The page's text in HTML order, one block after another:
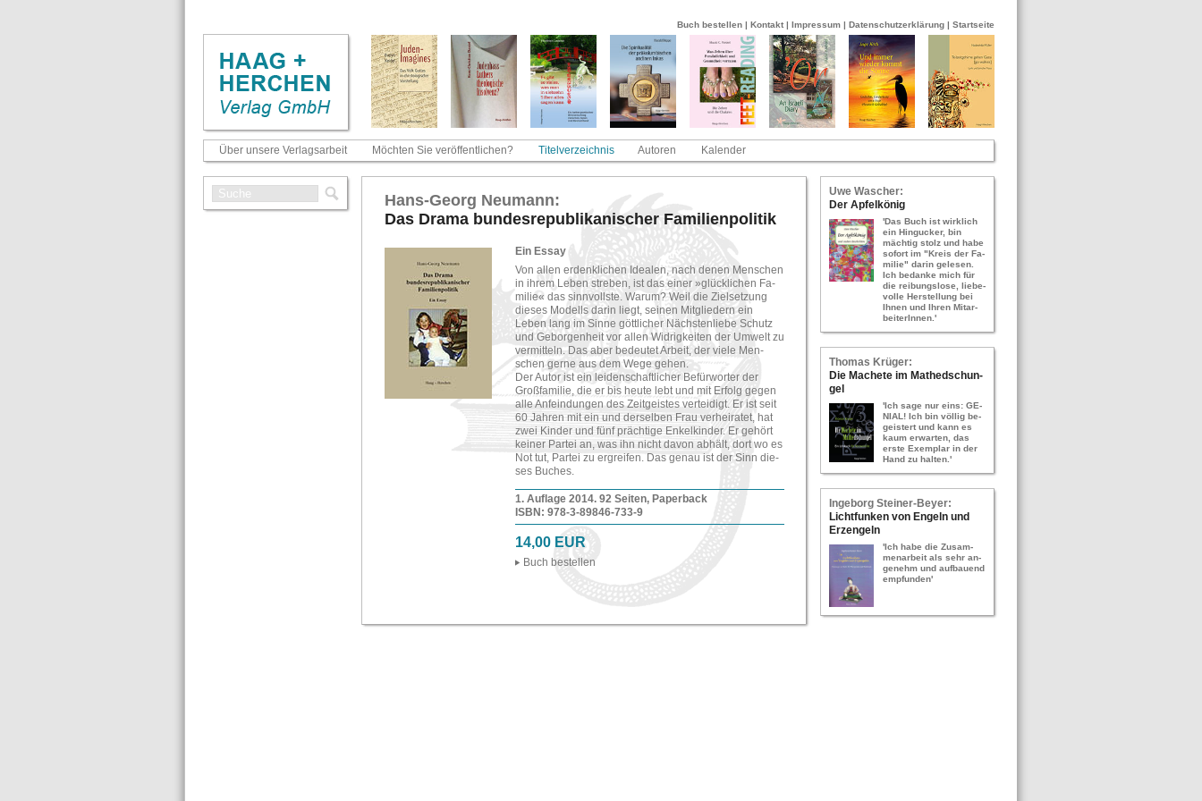
Buch bestellen | Kontakt | Impressum | Datenschutzerklärung | Startseite
Über unsere Verlagsarbeit Möchten Sie veröffentlichen? Titelverzeichnis Autoren Kalender
Uwe Wa­scher:
Der Ap­fel­kö­nig
'Das Buch ist wirk­lich
ein Hin­gu­cker, bin
mäch­tig stolz und habe
so­fort im "Kreis der Fa­
mi­lie" darin ge­le­sen.
Ich be­dan­ke mich für
die rei­bungs­lo­se, lie­be­
vol­le Her­stel­lung bei
Ihnen und Ihren Mit­ar­
bei­te­rIn­nen.'
Tho­mas Krü­ger:
Die Ma­che­te im Ma­thed­schun­
gel
'Ich sage nur eins: GE­
NI­AL! Ich bin völ­lig be­
geis­tert und kann es
kaum er­war­ten, das
erste Ex­em­plar in der
Hand zu hal­ten.'
In­ge­borg Stei­ner-​Bey­er:
Licht­fun­ken von En­geln und
Erz­en­geln
'Ich habe die Zu­sam­
men­ar­beit als sehr an­
ge­nehm und auf­bau­end
emp­fun­den'
Hans-​Ge­org Neu­mann:
Das Drama bun­des­re­pu­bli­ka­ni­scher Fa­mi­li­en­po­li­tik
Ein Essay
Von allen er­denk­li­chen Idea­len, nach denen Men­schen
in ihrem Leben stre­ben, ist das einer »glück­li­chen Fa­
mi­lie« das sinn­volls­te. Warum? Weil die Ziel­set­zung
die­ses Mo­dells darin liegt, sei­nen Mit­glie­dern ein
Leben lang im Sinne gött­li­cher Nächs­ten­lie­be Schutz
und Ge­bor­gen­heit vor allen Wid­rig­kei­ten der Um­welt zu
ver­mit­teln. Das aber be­deu­tet Ar­beit, der viele Men­
schen gerne aus dem Wege gehen.
Der Autor ist ein lei­den­schaft­li­cher Be­für­wor­ter der
Groß­fa­mi­lie, die er bis heute lebt und mit Er­folg gegen
alle An­fein­dun­gen des Zeit­geis­tes ver­tei­digt. Er ist seit
60 Jah­ren mit ein und der­sel­ben Frau ver­hei­ra­tet, hat
zwei Kin­der und fünf präch­ti­ge En­kel­kin­der. Er ge­hört
kei­ner Par­tei an, was ihn nicht davon ab­hält, dort wo es
Not tut, Par­tei zu er­grei­fen. Das genau ist der Sinn die­
ses Bu­ches.
1. Auf­la­ge 2014. 92 Sei­ten, Pa­per­back
ISBN: 978-​3-​89846-​733-​9
14,00 EUR
Buch be­stel­len